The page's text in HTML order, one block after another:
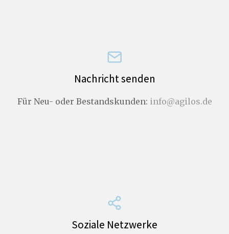
Nachricht senden
Für Neu- oder Bestandskunden: info@agilos.de
Soziale Netzwerke